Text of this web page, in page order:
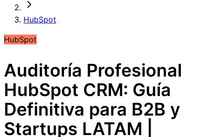
HubSpot
HubSpot
Auditoría Profesional
HubSpot CRM: Guía
Definitiva para B2B y
Startups LATAM |